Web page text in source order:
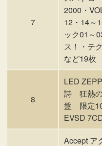
7
2000・
12・14～
ック01～
ス！・テ
など19枚
8
LED
詩 狂熱
盤 限定
EVSD
Accept ア